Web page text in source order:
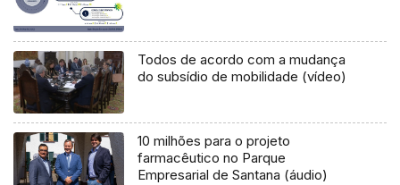
Todos de acordo com a mudança
do subsídio de mobilidade (vídeo)
10 milhões para o projeto
farmacêutico no Parque
Empresarial de Santana (áudio)